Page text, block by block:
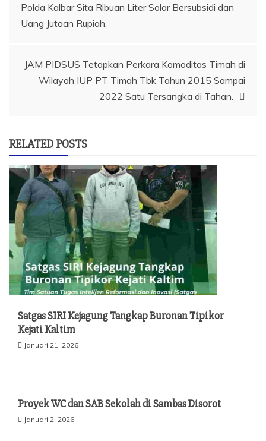
pos
Polda Kalbar Sita Ribuan Liter Solar Bersubsidi dan
Uang Jutaan Rupiah.
JAM PIDSUS Tetapkan Perkara Komoditas Timah di
Wilayah IUP PT Timah Tbk Tahun 2015 Sampai
2022 Satu Tersangka di Tahan.
RELATED POSTS
Satgas SIRI Kejagung Tangkap Buronan Tipikor
Kejati Kaltim
Januari 21, 2026
Proyek WC dan SAB Sekolah di Sambas Disorot
Januari 2, 2026